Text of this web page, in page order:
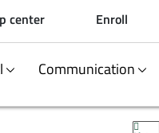
center Enroll
Communication